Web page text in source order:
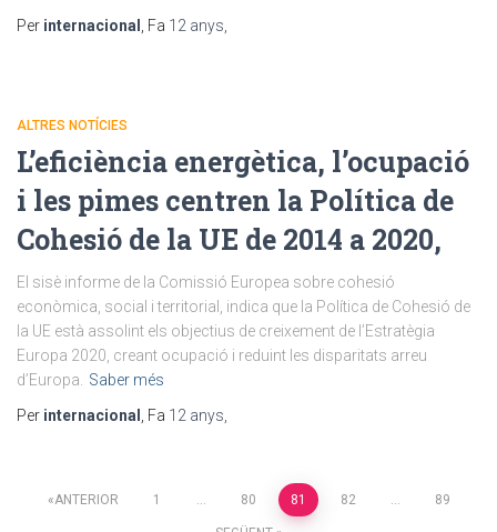
Per internacional , Fa 12 anys
ALTRES NOTÍCIES
L’eficiència energètica, l’ocupació
i les pimes centren la Política de
Cohesió de la UE de 2014 a 2020,
El sisè informe de la Comissió Europea sobre cohesió
econòmica, social i territorial, indica que la Política de Cohesió de
la UE està assolint els objectius de creixement de l’Estratègia
Europa 2020, creant ocupació i reduint les disparitats arreu
d’Europa.
Saber més
Per internacional , Fa 12 anys
Paginació
ANTERIOR 1 … 80 81 82 … 89